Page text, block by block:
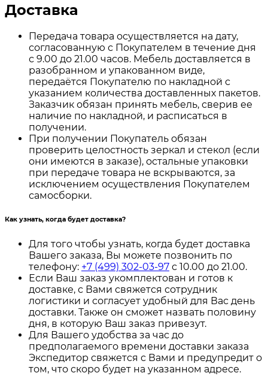
Доставка
Передача товара осуществляется на дату,
согласованную с Покупателем в течение дня
с 9.00 до 21.00 часов. Мебель доставляется в
разобранном и упакованном виде,
передаётся Покупателю по накладной с
указанием количества доставленных пакетов.
Заказчик обязан принять мебель, сверив ее
наличие по накладной, и расписаться в
получении.
При получении Покупатель обязан
проверить целостность зеркал и стекол (если
они имеются в заказе), остальные упаковки
при передаче товара не вскрываются, за
исключением осуществления Покупателем
самосборки.
Как узнать, когда будет доставка?
Для того чтобы узнать, когда будет доставка
Вашего заказа, Вы можете позвонить по
телефону: +7 (499) 302-03-97 с 10.00 до 21.00.
Если Ваш заказ укомплектован и готов к
доставке, с Вами свяжется сотрудник
логистики и согласует удобный для Вас день
доставки. Также он сможет назвать половину
дня, в которую Ваш заказ привезут.
Для Вашего удобства за час до
предполагаемого времени доставки заказа
Экспедитор свяжется с Вами и предупредит о
том, что скоро будет на указанном адресе.